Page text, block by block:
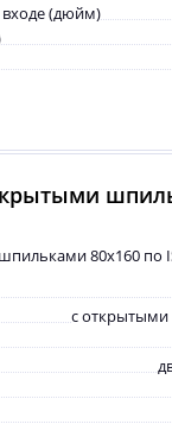
входе (дюйм)
80x160 по
с